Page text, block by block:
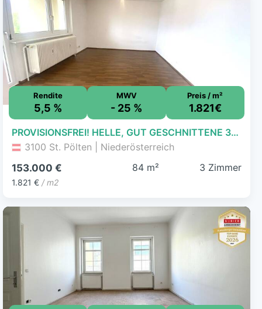
Rendite
5,5 %
MWV
- 25 %
Preis / m²
1.821€
PROVISIONSFREI! HELLE, GUT GESCHNITTENE 3-ZIMMER WOHNUNG, ZENTRAL BEGEHBAR MIT LOGGIA IM SÜDLICHEN ST. PÖLTEN!
3100 St. Pölten | Niederösterreich
153.000 €
1.821 € / m2
84 m² 3 Zimmer